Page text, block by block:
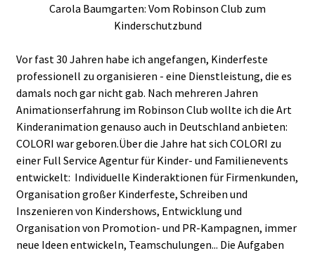
Carola Baumgarten: Vom Robinson Club zum
Kinderschutzbund
Vor fast 30 Jahren habe ich angefangen, Kinderfeste
professionell zu organisieren - eine Dienstleistung, die es
damals noch gar nicht gab. Nach mehreren Jahren
Animationserfahrung im Robinson Club wollte ich die Art
Kinderanimation genauso auch in Deutschland anbieten:
COLORI war geboren.Über die Jahre hat sich COLORI zu
einer Full Service Agentur für Kinder- und Familienevents
entwickelt: Individuelle Kinderaktionen für Firmenkunden,
Organisation großer Kinderfeste, Schreiben und
Inszenieren von Kindershows, Entwicklung und
Organisation von Promotion- und PR-Kampagnen, immer
neue Ideen entwickeln, Teamschulungen... Die Aufgaben